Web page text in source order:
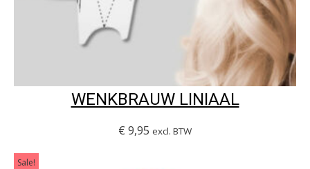
WENKBRAUW LINIAAL
€ 9,95 excl. BTW
Sale!